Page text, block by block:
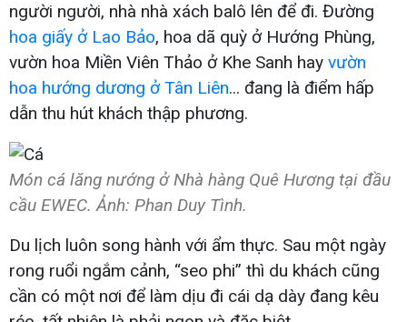
người người, nhà nhà xách balô lên để đi. Đường
hoa giấy ở Lao Bảo, hoa dã quỳ ở Hướng Phùng,
vườn hoa Miền Viên Thảo ở Khe Sanh hay vườn
hoa hướng dương ở Tân Liên... đang là điểm hấp
dẫn thu hút khách thập phương.
Món cá lăng nướng ở Nhà hàng Quê Hương tại đầu
cầu EWEC. Ảnh: Phan Duy Tình.
Du lịch luôn song hành với ẩm thực. Sau một ngày
rong ruổi ngắm cảnh, “seo phi” thì du khách cũng
cần có một nơi để làm dịu đi cái dạ dày đang kêu